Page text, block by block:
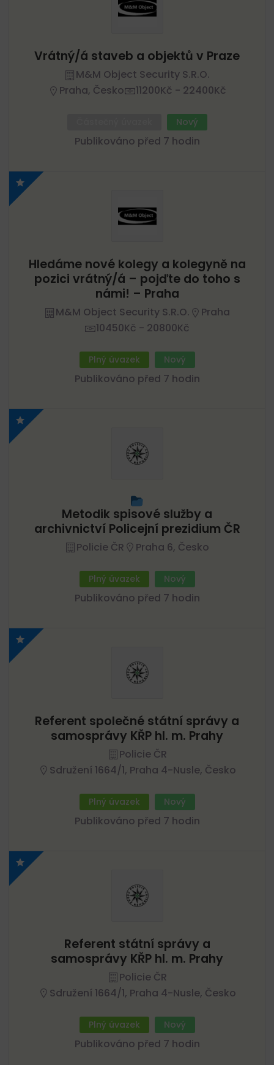
Vrátný/á staveb a objektů v Praze
M&M Object Security S.r.o.
Praha, Česko
11200Kč - 22400Kč
Nový
Publikováno před 7 hodin
Hledáme nové kolegy a kolegyně na
pozici vrátný/á – pojďte do toho s
námi! – Praha
M&M Object Security S.r.o.
Praha
10450Kč - 20800Kč
Plný úvazek Nový
Publikováno před 7 hodin
Metodik spisové služby a
archivnictví Policejní prezidium ČR
Policie ČR Praha 6, Česko
Plný úvazek Nový
Publikováno před 7 hodin
Referent společné státní správy a
samosprávy KŘP hl. m. Prahy
Policie ČR
Sdružení 1664/1, Praha 4-Nusle, Česko
Plný úvazek Nový
Publikováno před 7 hodin
Referent státní správy a
samosprávy KŘP hl. m. Prahy
Policie ČR
Sdružení 1664/1, Praha 4-Nusle, Česko
Plný úvazek Nový
Publikováno před 7 hodin